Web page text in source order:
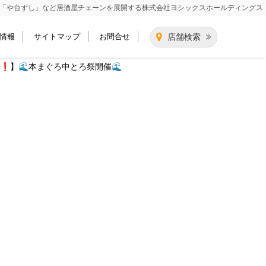
「や台ずし」など居酒屋チェーンを展開する株式会社ヨシックスホールディングス
店舗検索
報 サイトマップ お問合せ
】🌊本まぐろ中とろ祭開催🌊